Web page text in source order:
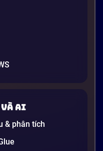
thích đơn giản
nghiệp Việt
thuật ngữ “Generative
lớn lời giải thích
sư, không phải cho
AI
& phân tích